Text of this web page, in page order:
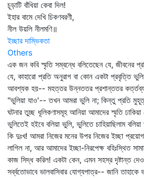
চূড়াটি বাঁধিয়া কেবা দিল!
ইহার বামে দেখি চিকণবরণী,
নীল উয়লি নীলমণি॥
ইচ্ছার দাম্ভিকতা
Others
এক জন কবি স্মৃতি সম্বন্ধে বলিতেছেন যে, জীবনের
যে, কাহারো প্রতি অনুরাগ বা কোন একটা প্রবৃত্তি
আবশ্যক হয়-- মহত্তর উন্নততর প্রশান্ততর
"ভুলিয়া যাও'-- তখন আমরা ভুলি না; কিন্তু প্রতি
ঘটনার তুচ্ছ ধূলিকণাসমূহ আনিয়া আমাদের স্মৃতি
ভুলিতেই হইবে বলিয়া ভুলি, ভুলিতে চাহিয়াছিলাম
কি দুঃখ! আমরা নিজের মনের উপর নিজের ইচ্ছা
লাগিল না, আর আমাদের ইচ্ছা-নিরপেক্ষ বহিঃস্থিত
কাজ সিদ্ধ করিল! একটা কেন, এমন সহস্র দৃষ্টান্ত
সর্ব্বতোভাবে ভালবাসিবার যোগ্যপাত্র-- জানি তাহাকে